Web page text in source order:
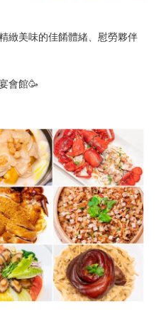
緻美味的佳餚體緒、慰勞夥伴
會館🥳